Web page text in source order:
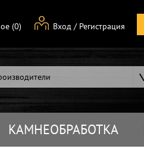
Вход / Регистрация
(0)
КАМНЕОБРАБОТКА